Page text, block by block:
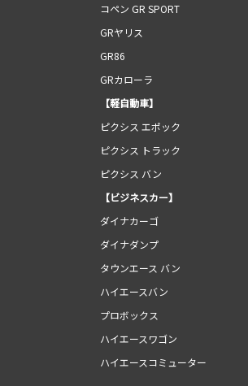
コペン GR SPORT
GRヤリス
GR86
GRカローラ
【軽自動車】
ピクシス エポック
ピクシス トラック
ピクシス バン
【ビジネスカー】
ダイナカーゴ
ダイナダンプ
タウンエース バン
ハイエースバン
プロボックス
ハイエースワゴン
ハイエースコミューター